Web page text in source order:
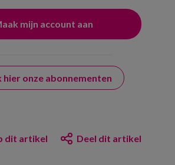
hier onze abonnementen
dit artikel Deel dit artikel